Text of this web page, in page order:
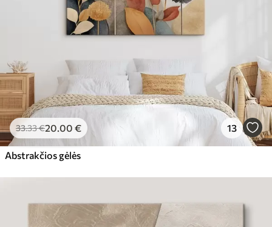
33.33€20.00 € 13
Abstrakčios gėlės